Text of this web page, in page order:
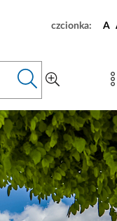
czcionka: A